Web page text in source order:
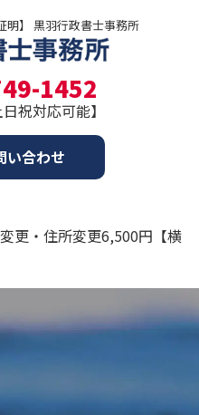
明】 黒羽行政書士事務所
1452
祝対応可能】
い合わせ
更・住所変更6,500円【横